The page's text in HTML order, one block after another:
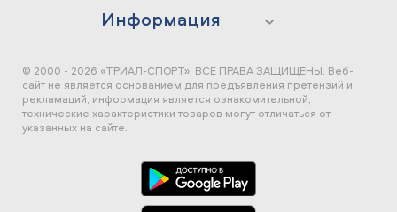
Информация
© 2000 - 2026 «ТРИАЛ-СПОРТ». ВСЕ ПРАВА ЗАЩИЩЕНЫ. Веб-
сайт не является основанием для предъявления претензий и
рекламаций, информация является ознакомительной,
технические характеристики товаров могут отличаться от
указанных на сайте.